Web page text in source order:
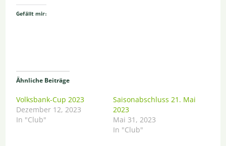
Gefällt mir:
Ähnliche Beiträge
Volksbank-Cup 2023
Dezember 12, 2023
In "Club"
Saisonabschluss 21. Mai
2023
Mai 31, 2023
In "Club"